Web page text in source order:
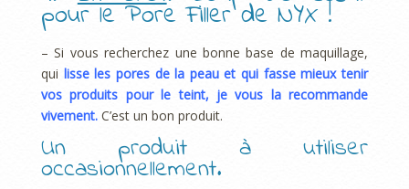
pour le Pore Filler de NYX !
– Si vous recherchez une bonne base de maquillage,
qui lisse les pores de la peau et qui fasse mieux tenir
vos produits pour le teint, je vous la recommande
vivement. C’est un bon produit.
Un produit à utiliser
occasionnellement.